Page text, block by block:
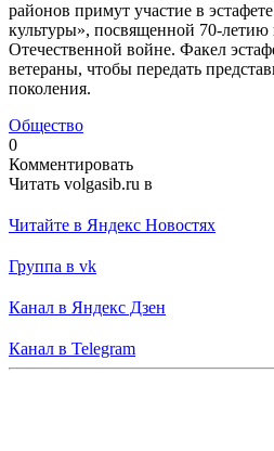
районов примут участие в
культуры», посвященной 70-
Отечественной войне. Факел
ветераны, чтобы передать
поколения.
Общество
0
Комментировать
Читать volgasib.ru в
Читайте в Яндекс Новостях
Группа в vk
Канал в Яндекс Дзен
Канал в Telegram